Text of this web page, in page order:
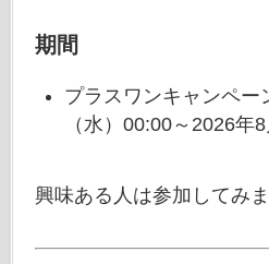
期間
プラスワンキャンペー
（水）00:00～2026年
興味ある人は参加してみま